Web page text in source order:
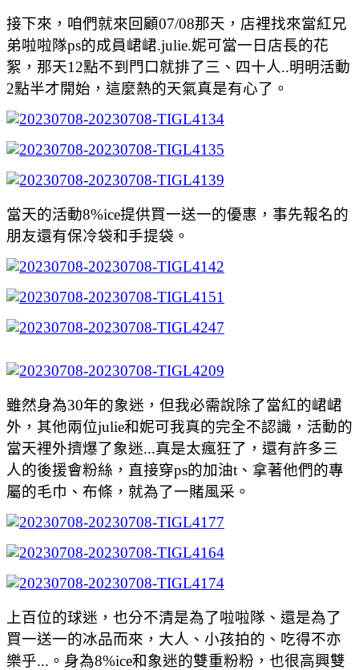
接下來，咱們就來回顧07/08那天，店裡找來當紅兄
弟啦啦隊ps的成員峮峮.julie.妮可當一日店長的花
絮，那天12點不到門口就排了三、四十人..明明活動
2點半才開始，這麼熱的天氣真是有心了。
當天的活動8%ice提供買一送一的優惠，事先報名的
朋友還有保冷袋和手提袋。
雖然身為30年的象迷，但我必需說除了當紅的峮峮
外，其他兩位julie和妮可我真的完全不認識，活動的
當天裡外擠爆了象迷...真是太瘋狂了，還有許多三
人的後援會粉絲，直接穿ps的加油t、拿著他們的專
屬的毛巾、布條，就為了一賭風采。
上百位的球迷，也分不清是為了啦啦隊、還是為了
買一送一的冰品而來，大人、小孩拍的、吃得不亦
樂乎...。身為8%ice和象迷的雙重粉粉，也很高興雙